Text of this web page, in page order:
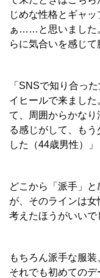
じめな性格とギャ
ぁ……と思いました
らに気合いを感じて
「SNSで知り合っ
イヒールで来まし
て、周囲からかな
る感じがして、も
した（44歳男性）」
どこから「派手」
が、そのラインは
考えたほうがいいで
もちろん派手な服装
それでも初めての